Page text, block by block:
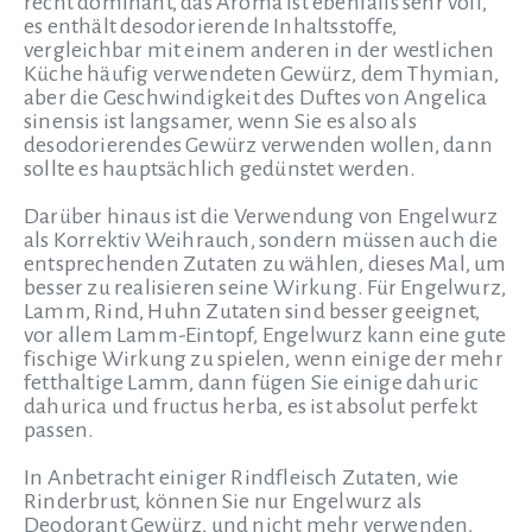
es enthält desodorierende Inhaltsstoffe,
vergleichbar mit einem anderen in der westlichen
Küche häufig verwendeten Gewürz, dem Thymian,
aber die Geschwindigkeit des Duftes von Angelica
sinensis ist langsamer, wenn Sie es also als
desodorierendes Gewürz verwenden wollen, dann
sollte es hauptsächlich gedünstet werden.
Darüber hinaus ist die Verwendung von Engelwurz
als Korrektiv Weihrauch, sondern müssen auch die
entsprechenden Zutaten zu wählen, dieses Mal, um
besser zu realisieren seine Wirkung. Für Engelwurz,
Lamm, Rind, Huhn Zutaten sind besser geeignet,
vor allem Lamm-Eintopf, Engelwurz kann eine gute
fischige Wirkung zu spielen, wenn einige der mehr
fetthaltige Lamm, dann fügen Sie einige dahuric
dahurica und fructus herba, es ist absolut perfekt
passen.
In Anbetracht einiger Rindfleisch Zutaten, wie
Rinderbrust, können Sie nur Engelwurz als
Deodorant Gewürz, und nicht mehr verwenden,